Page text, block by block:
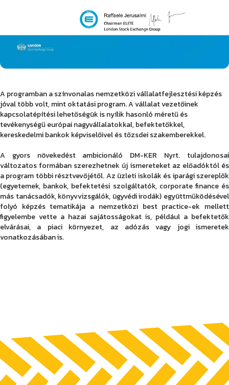
A programban a színvonalas nemzetközi vállalatfejlesztési képzés
jóval több volt, mint oktatási program. A vállalat vezetőinek
kapcsolatépítési lehetőségük is nyílik hasonló méretű és
tevékenységű európai nagyvállalatokkal, befektetőkkel,
kereskedelmi bankok képviselőivel és tőzsdei szakemberekkel.
A gyors növekedést ambicionáló DM-KER Nyrt. tulajdonosai
változatos formában szerezhetnek új ismereteket az előadóktól és
a program többi résztvevőjétől. Az üzleti iskolák és iparági szereplők
(egyetemek, bankok, befektetési szolgáltatók, corporate finance és
más tanácsadók, könyvvizsgálók, ügyvédi irodák) együttműködésével
folyó képzés tematikája a nemzetközi best practice-ek mellett
figyelembe vette a hazai sajátosságokat is, például a befektetők
elvárásai, a piaci környezet, az adózás vagy jogi ismeretek
vonatkozásában is.